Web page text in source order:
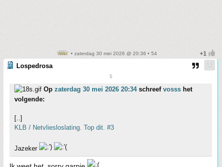
• zaterdag 30 mei 2026 @ 20:36 • 54
Lospedrosa
$
Op zaterdag 30 mei 2026 20:34schreef vosss het
volgende:
[..]
KLB / Netvliesloslating. Top dit. #3
Jazeker